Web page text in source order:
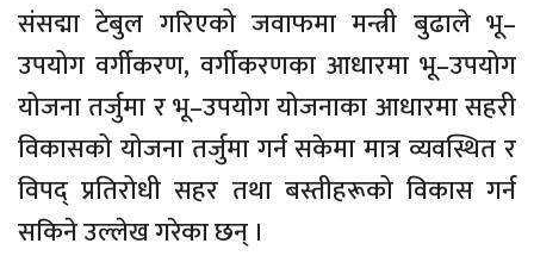
संसद्मा टेबुल गरिएको जवाफमा मन्त्री बुढाले भू–
उपयोग वर्गीकरण, वर्गीकरणका आधारमा भू–उपयोग
योजना तर्जुमा र भू–उपयोग योजनाका आधारमा सहरी
विकासको योजना तर्जुमा गर्न सकेमा मात्र व्यवस्थित र
विपद् प्रतिरोधी सहर तथा बस्तीहरूको विकास गर्न
सकिने उल्लेख गरेका छन् ।